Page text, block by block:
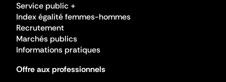
Service public +
Index égalité femmes-hommes
Recrutement
Marchés publics
Informations pratiques
Offre aux professionnels